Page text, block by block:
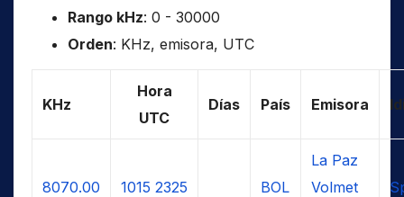
Rango kHz: 0 - 30000
Orden: KHz, emisora, UTC
KHz
Hora
UTC
Días País Emisora
8070.00 1015 2325 BOL
La Paz
Volmet